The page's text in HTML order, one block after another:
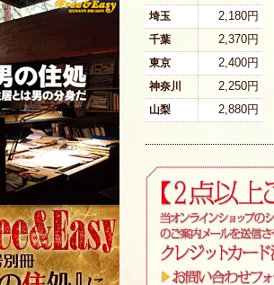
埼玉 2,180円
千葉 2,370円
東京 2,400円
神奈川 2,250円
山梨 2,880円